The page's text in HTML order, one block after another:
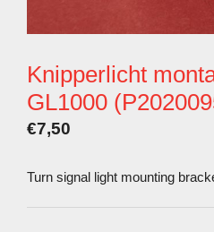
Knipperlicht
GL1000
€7,50
Turn signal light mounting